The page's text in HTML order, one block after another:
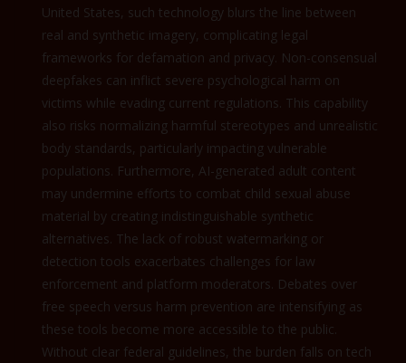
United States, such technology blurs the line between
real and synthetic imagery, complicating legal
frameworks for defamation and privacy. Non-consensual
deepfakes can inflict severe psychological harm on
victims while evading current regulations. This capability
also risks normalizing harmful stereotypes and unrealistic
body standards, particularly impacting vulnerable
populations. Furthermore, AI-generated adult content
may undermine efforts to combat child sexual abuse
material by creating indistinguishable synthetic
alternatives. The lack of robust watermarking or
detection tools exacerbates challenges for law
enforcement and platform moderators. Debates over
free speech versus harm prevention are intensifying as
these tools become more accessible to the public.
Without clear federal guidelines, the burden falls on tech